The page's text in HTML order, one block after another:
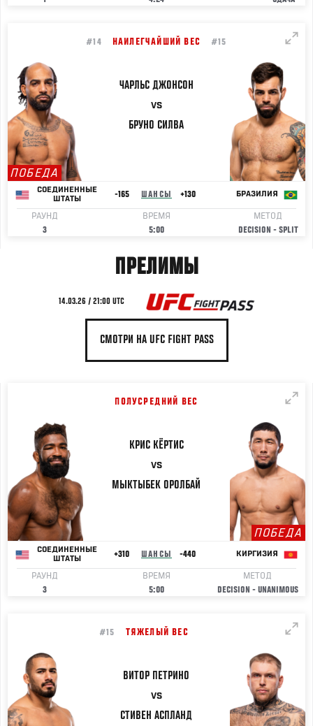
#14 НАИЛЕГЧАЙШИЙ ВЕС #15
ПОБЕДА
ЧАРЛЬС ДЖОНСОН
VS
БРУНО СИЛВА
СОЕДИНЕННЫЕ
ШТАТЫ
-165 ШАНСЫ +130 БРАЗИЛИЯ
РАУНД
3
ВРЕМЯ
5:00
МЕТОД
DECISION - SPLIT
ПРЕЛИМЫ
14.03.26 / 21:00 UTC
СМОТРИ НА UFC FIGHT PASS
ПОЛУСРЕДНИЙ ВЕС
КРИС КЁРТИС
VS
МЫКТЫБЕК ОРОЛБАЙ
ПОБЕДА
СОЕДИНЕННЫЕ
ШТАТЫ
+310 ШАНСЫ -440 КИРГИЗИЯ
РАУНД
3
ВРЕМЯ
5:00
МЕТОД
DECISION - UNANIMOUS
#15 ТЯЖЕЛЫЙ ВЕС
ВИТОР ПЕТРИНО
VS
СТИВЕН АСПЛАНД